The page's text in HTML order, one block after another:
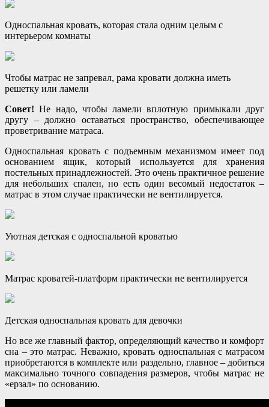
Односпальная кровать, которая стала одним целым с
интерьером комнаты
Чтобы матрас не запревал, рама кровати должна иметь
решетку или ламели
Совет! Не надо, чтобы ламели вплотную примыкали друг
другу – должно оставаться пространство, обеспечивающее
проветривание матраса.
Односпальная кровать с подъемным механизмом имеет под
основанием ящик, который используется для хранения
постельных принадлежностей. Это очень практичное решение
для небольших спален, но есть один весомый недостаток –
матрас в этом случае практически не вентилируется.
Уютная детская с односпальной кроватью
Матрас кроватей-платформ практически не вентилируется
Детская односпальная кровать для девочки
Но все же главный фактор, определяющий качество и комфорт
сна – это матрас. Неважно, кровать односпальная с матрасом
приобретаются в комплекте или раздельно, главное – добиться
максимально точного совпадения размеров, чтобы матрас не
«ерзал» по основанию.